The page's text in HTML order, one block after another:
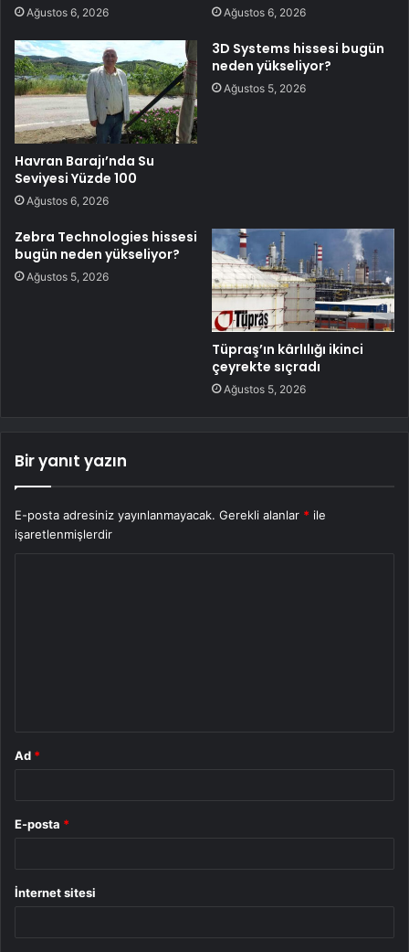
Ağustos 6, 2026 Ağustos 6, 2026
Havran Barajı’nda Su
Seviyesi Yüzde 100
Ağustos 6, 2026
3D Systems hissesi bugün
neden yükseliyor?
Ağustos 5, 2026
Zebra Technologies hissesi
bugün neden yükseliyor?
Ağustos 5, 2026
Tüpraş’ın kârlılığı ikinci
çeyrekte sıçradı
Ağustos 5, 2026
Bir yanıt yazın
E-posta adresiniz yayınlanmayacak. Gerekli alanlar * ile
işaretlenmişlerdir
Ad *
E-posta *
İnternet sitesi